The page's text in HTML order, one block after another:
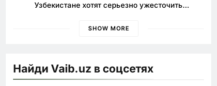
Узбекистане хотят серьезно ужесточить
SHOW MORE
Найди Vaib.uz в соцсетях